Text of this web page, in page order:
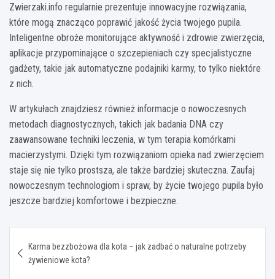
Zwierzaki.info regularnie prezentuje innowacyjne rozwiązania,
które mogą znacząco poprawić jakość życia twojego pupila.
Inteligentne obroże monitorujące aktywność i zdrowie zwierzęcia,
aplikacje przypominające o szczepieniach czy specjalistyczne
gadżety, takie jak automatyczne podajniki karmy, to tylko niektóre
z nich.
W artykułach znajdziesz również informacje o nowoczesnych
metodach diagnostycznych, takich jak badania DNA czy
zaawansowane techniki leczenia, w tym terapia komórkami
macierzystymi. Dzięki tym rozwiązaniom opieka nad zwierzęciem
staje się nie tylko prostsza, ale także bardziej skuteczna. Zaufaj
nowoczesnym technologiom i spraw, by życie twojego pupila było
jeszcze bardziej komfortowe i bezpieczne.
wpisu
Karma bezzbożowa dla kota – jak zadbać o naturalne potrzeby
żywieniowe kota?